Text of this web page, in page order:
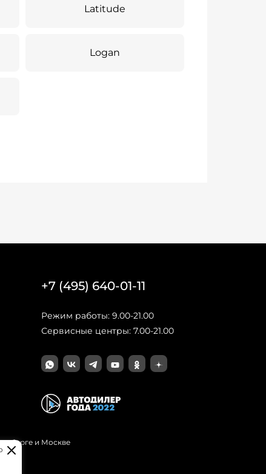
Latitude
Logan
+7 (495) 640-01-11
Режим работы: 9.00-21.00
Сервисные центры: 7.00-21.00
и Москве